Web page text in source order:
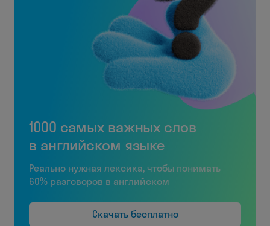
1000 самых важных слов
в английском языке
Реально нужная лексика, чтобы понимать
60% разговоров в английском
Скачать бесплатно